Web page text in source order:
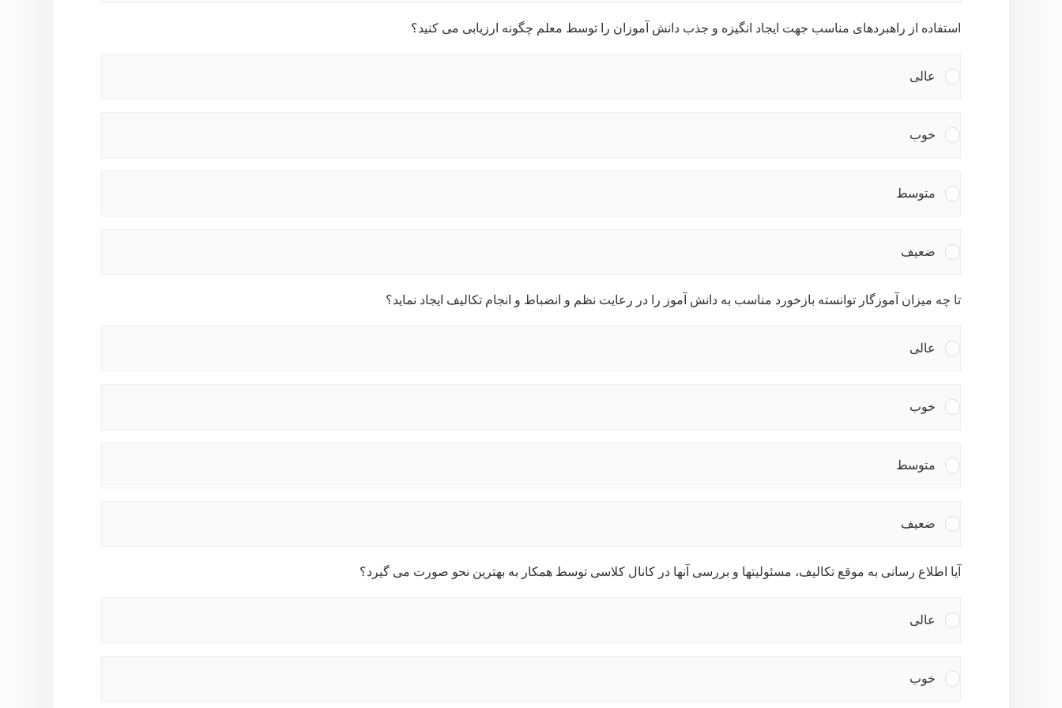
استفاده از راهبردهای مناسب جهت ایجاد انگیزه و جذب دانش آموزان را توسط معلم چگونه ارزیابی می کنید؟
عالی
خوب
متوسط
ضعیف
تا چه میزان آموزگار توانسته بازخورد مناسب به دانش آموز را در رعایت نظم و انضباط و انجام تکالیف ایجاد نماید؟
عالی
خوب
متوسط
ضعیف
آیا اطلاع رسانی به موقع تکالیف، مسئولیتها و بررسی آنها در کانال کلاسی توسط همکار به بهترین نحو صورت می گیرد؟
عالی
خوب